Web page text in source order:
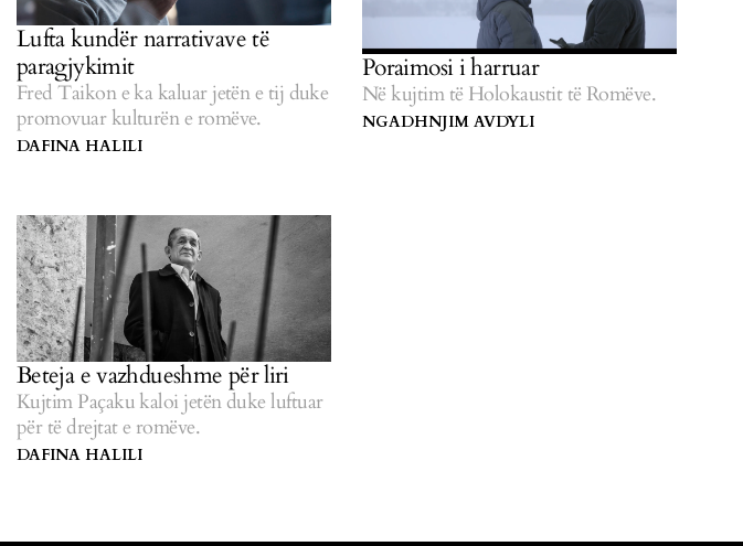
Lufta kundër narrativave të
paragjykimit
Fred Taikon e ka kaluar jetën e tij duke
promovuar kulturën e romëve.
DAFINA HALILI
Poraimosi i harruar
Në kujtim të Holokaustit të Romëve.
NGADHNJIM AVDYLI
Beteja e vazhdueshme për liri
Kujtim Paçaku kaloi jetën duke luftuar
për të drejtat e romëve.
DAFINA HALILI